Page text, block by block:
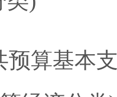
预算基本